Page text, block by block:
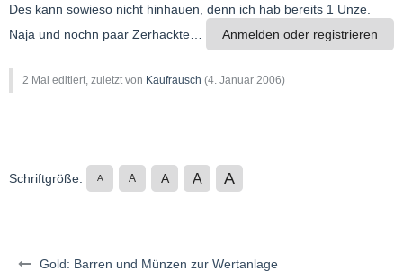
Gold: Barren und Münzen zur Wertanlage
Des kann sowieso nicht hinhauen, denn ich hab bereits 1 Unze.
Naja und nochn paar Zerhackte…
Anmelden oder registrieren
2 Mal editiert, zuletzt von Kaufrausch (4. Januar 2006)
Schriftgröße: A A A A A